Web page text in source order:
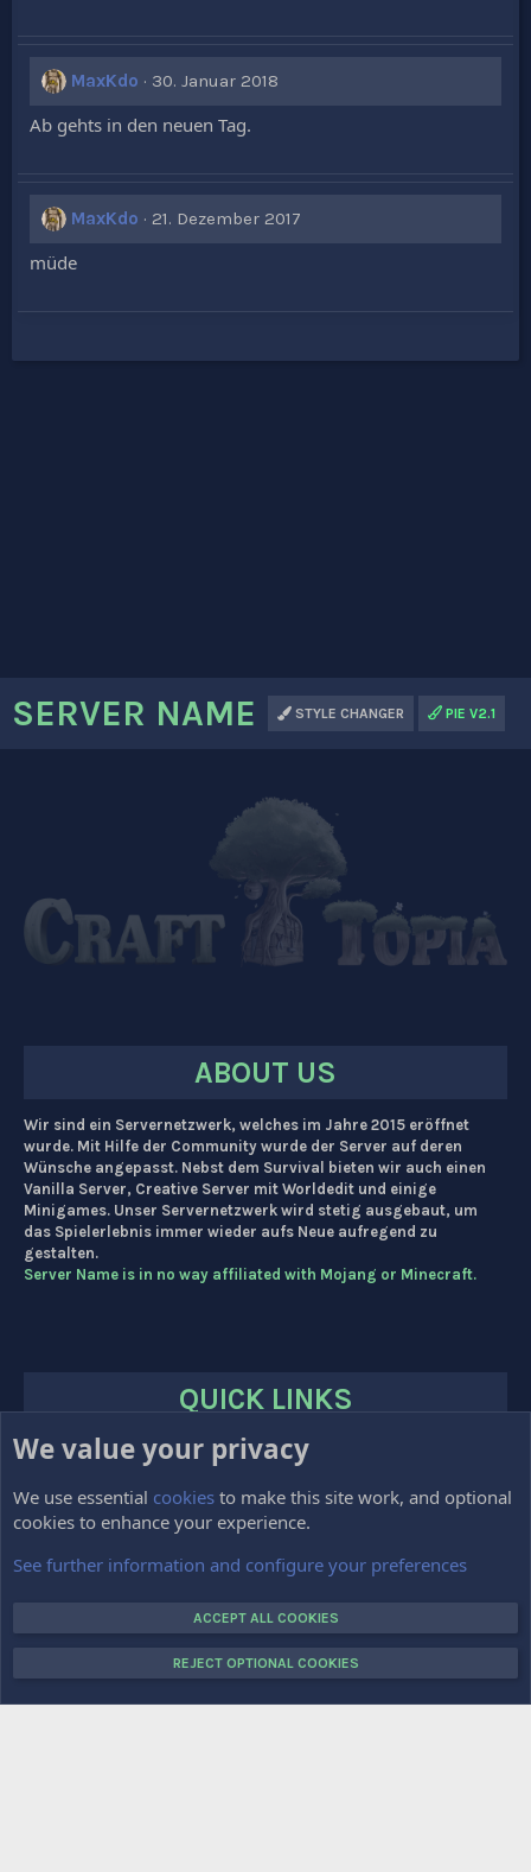
MaxKdo 30. Januar 2018
Ab gehts in den neuen Tag.
MaxKdo 21. Dezember 2017
müde
SERVER NAME STYLE CHANGER PIE V2.1
ABOUT US
Wir sind ein Servernetzwerk, welches im Jahre 2015 eröffnet
wurde. Mit Hilfe der Community wurde der Server auf deren
Wünsche angepasst. Nebst dem Survival bieten wir auch einen
Vanilla Server, Creative Server mit Worldedit und einige
Minigames. Unser Servernetzwerk wird stetig ausgebaut, um
das Spielerlebnis immer wieder aufs Neue aufregend zu
gestalten.
Server Name is in no way affiliated with Mojang or Minecraft.
QUICK LINKS
HOME
FORUMS
Impressum
Kontakt
COPYRIGHT © 2015-2025 CRAFTTOPIA.DE. ALL RIGHTS RESERVED.
We value your privacy
We use essential cookies to make this site work, and optional
cookies to enhance your experience.
See further information and configure your preferences
ACCEPT ALL COOKIES
REJECT OPTIONAL COOKIES